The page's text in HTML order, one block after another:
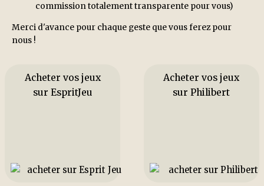
commission totalement transparente pour vous)
Merci d'avance pour chaque geste que vous ferez pour
nous !
Acheter vos jeux
sur EspritJeu
Acheter vos jeux
sur Philibert